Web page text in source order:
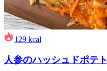
129 kcal
人参のハッシュドポテト